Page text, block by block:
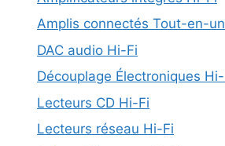
Amplis connectés Tout-en-
DAC audio Hi-Fi
Découplage Électroniques
Lecteurs CD Hi-Fi
Lecteurs réseau Hi-Fi